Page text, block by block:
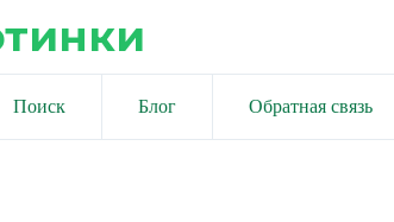
Поиск Блог Обратная связь